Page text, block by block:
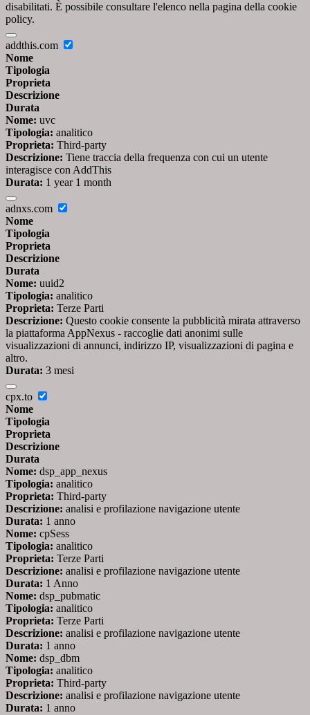
disabilitati. È possibile consultare l'elenco nella pagina della cookie
policy.
addthis.com
Nome
Tipologia
Proprieta
Descrizione
Durata
Nome: uvc
Tipologia: analitico
Proprieta: Third-party
Descrizione: Tiene traccia della frequenza con cui un utente
interagisce con AddThis
Durata: 1 year 1 month
adnxs.com
Nome
Tipologia
Proprieta
Descrizione
Durata
Nome: uuid2
Tipologia: analitico
Proprieta: Terze Parti
Descrizione: Questo cookie consente la pubblicità mirata attraverso
la piattaforma AppNexus - raccoglie dati anonimi sulle
visualizzazioni di annunci, indirizzo IP, visualizzazioni di pagina e
altro.
Durata: 3 mesi
cpx.to
Nome
Tipologia
Proprieta
Descrizione
Durata
Nome: dsp_app_nexus
Tipologia: analitico
Proprieta: Third-party
Descrizione: analisi e profilazione navigazione utente
Durata: 1 anno
Nome: cpSess
Tipologia: analitico
Proprieta: Terze Parti
Descrizione: analisi e profilazione navigazione utente
Durata: 1 Anno
Nome: dsp_pubmatic
Tipologia: analitico
Proprieta: Terze Parti
Descrizione: analisi e profilazione navigazione utente
Durata: 1 anno
Nome: dsp_dbm
Tipologia: analitico
Proprieta: Third-party
Descrizione: analisi e profilazione navigazione utente
Durata: 1 anno